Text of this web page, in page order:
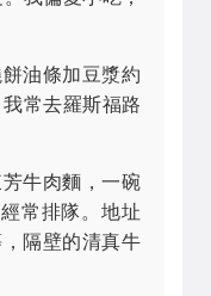
油條加豆漿約
常去羅斯福路
牛肉麵，一碗
常排隊。地址
隔壁的清真牛